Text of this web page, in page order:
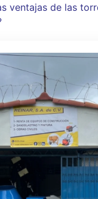
ventajas de las